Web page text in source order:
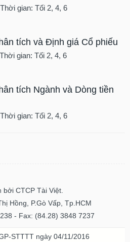
gian: Tối 2, 4, 6
tích và Định giá Cổ phiếu
gian: Tối 2, 4, 6
tích Ngành và Dòng tiền
gian: Tối 2, 4, 6
bởi CTCP Tài Việt.
Hồng, P.Gò Vấp, Tp.HCM
- Fax: (84.28) 3848 7237
STTTT ngày 04/11/2016